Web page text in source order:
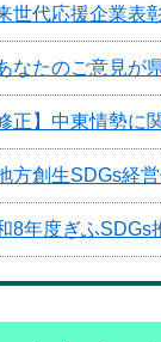
世代応援企業表
なたのご意見が
修正】中東情勢に
地方創生SDGs経
8年度ぎふSDGs